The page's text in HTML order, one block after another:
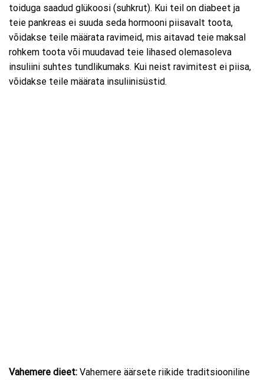
toiduga saadud glükoosi (suhkrut). Kui teil on diabeet ja
teie pankreas ei suuda seda hormooni piisavalt toota,
võidakse teile määrata ravimeid, mis aitavad teie maksal
rohkem toota või muudavad teie lihased olemasoleva
insuliini suhtes tundlikumaks. Kui neist ravimitest ei piisa,
võidakse teile määrata insuliinisüstid.
Vahemere dieet: Vahemere äärsete riikide traditsiooniline